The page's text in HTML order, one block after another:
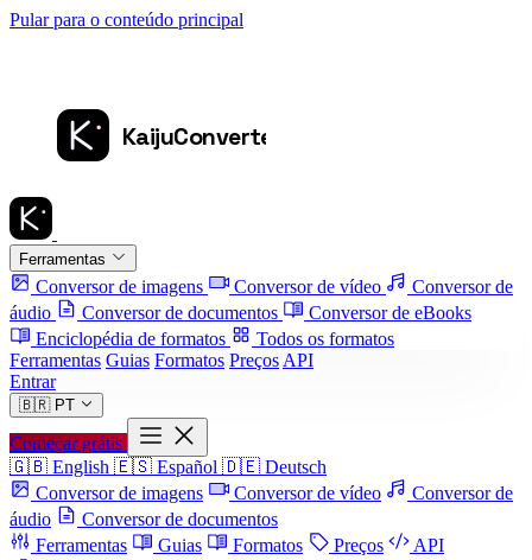
Pular para o conteúdo principal
Ferramentas
Conversor de imagens Conversor de vídeo
Conversor de
áudio
Conversor de documentos
Conversor de eBooks
Enciclopédia de formatos
Todos os formatos
Ferramentas Guias Formatos Preços API
Entrar
🇧🇷 PT
Começar grátis
🇬🇧 English 🇪🇸 Español 🇩🇪 Deutsch
Conversor de imagens
Conversor de vídeo
Conversor de
áudio
Conversor de documentos
Ferramentas
Guias Formatos Preços
API